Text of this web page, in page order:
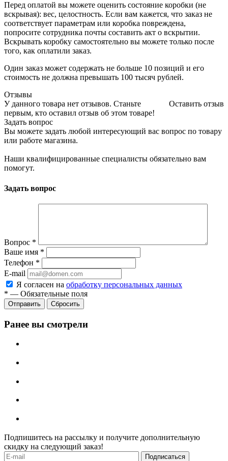
Перед оплатой вы можете оценить состояние коробки (не
вскрывая): вес, целостность. Если вам кажется, что заказ не
соответствует параметрам или коробка повреждена,
попросите сотрудника почты составить акт о вскрытии.
Вскрывать коробку самостоятельно вы можете только после
того, как оплатили заказ.
Один заказ может содержать не больше 10 позиций и его
стоимость не должна превышать 100 тысяч рублей.
Отзывы
Оставить отзыв
У данного товара нет отзывов. Станьте
первым, кто оставил отзыв об этом товаре!
Задать вопрос
Вы можете задать любой интересующий вас вопрос по товару
или работе магазина.
Наши квалифицированные специалисты обязательно вам
помогут.
Задать вопрос
Вопрос *
Ваше имя *
Телефон *
E-mail
Я согласен на обработку персональных данных
* — Обязательные поля
Отправить Сбросить
Ранее вы смотрели
Подпишитесь на рассылку и получите дополнительную
скидку на следующий заказ!